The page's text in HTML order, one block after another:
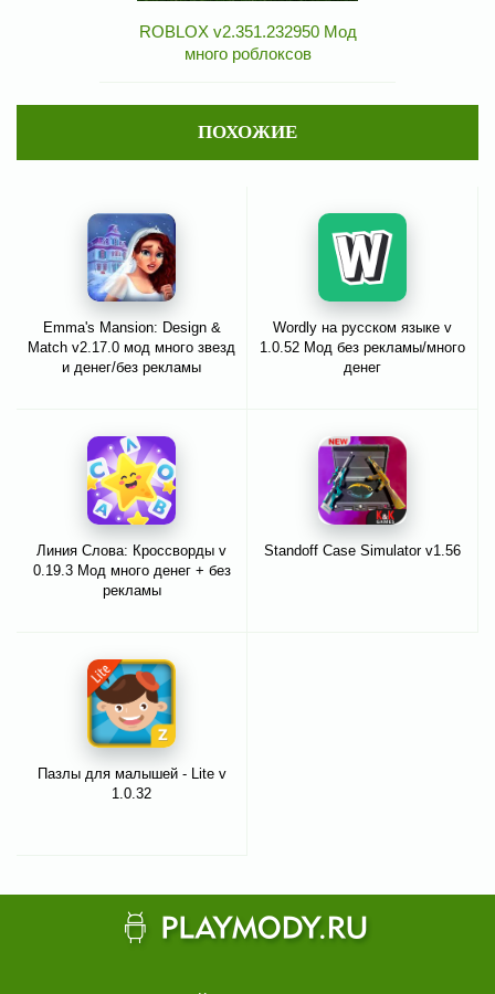
ROBLOX v2.351.232950 Мод
много роблоксов
ПОХОЖИЕ
Emma's Mansion: Design &
Match v2.17.0 мод много звезд
и денег/без рекламы
Wordly на русском языке v
1.0.52 Мод без рекламы/много
денег
Линия Слова: Кроссворды v
0.19.3 Мод много денег + без
рекламы
Standoff Case Simulator v1.56
Пазлы для малышей - Lite v
1.0.32